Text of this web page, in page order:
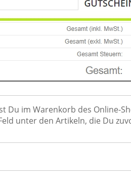
Du im Warenkorb des Online-
unter den Artikeln, die Du